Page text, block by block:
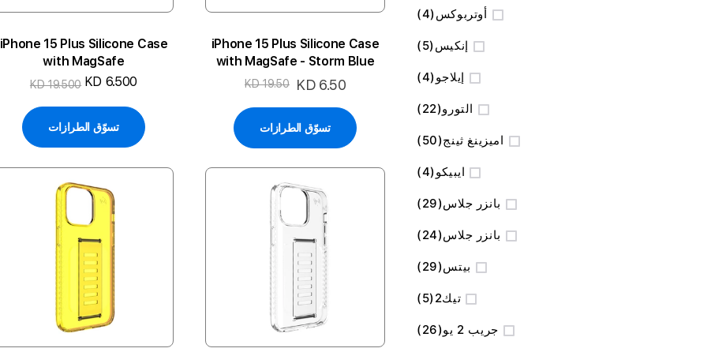
iPhone 15 Plus Silicone Case
with MagSafe - Storm Blue
السعر
KD 6.50
KD 19.50
تسوّق الطرازات
iPhone 15 Plus Silicone Case
with MagSafe
KD 6.500
KD 19.500
تسوّق الطرازات
أوتربوكس 4
المنتج
إنكيس 5
المنتج
إيلاجو 4
المنتج
التورو 22
المنتج
اميزينغ ثينج 50
المنتج
ايبيكو 4
المنتج
بانزر جلاس 29
المنتج
بانزر جلاس 24
المنتج
بيتس 29
المنتج
تيك2 5
المنتج
جريب 2 يو 26
المنتج